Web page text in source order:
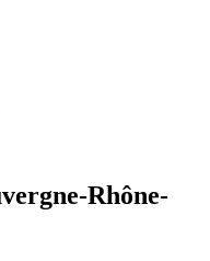
Rhône-